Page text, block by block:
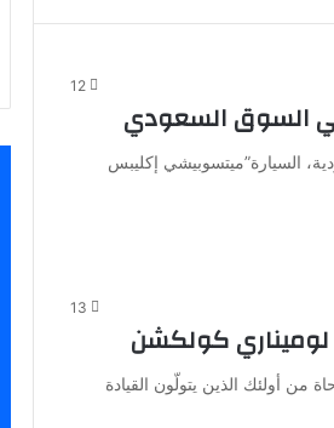
12
السيارة”ميتسوبيشي إكليبس
13
كولكشن
أولئك الذين يتولّون القيادة